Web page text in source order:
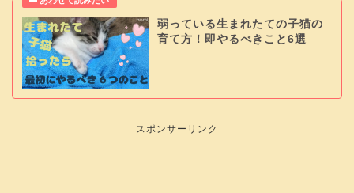
弱っている生まれたての子猫の
育て方！即やるべきこと6選
スポンサーリンク